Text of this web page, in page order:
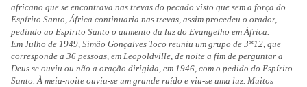
africano que se encontrava nas trevas do pecado visto que sem a força do
Espírito Santo, África continuaria nas trevas, assim procedeu o orador,
pedindo ao Espírito Santo o aumento da luz do Evangelho em África.
Em Julho de 1949, Simão Gonçalves Toco reuniu um grupo de 3*12, que
corresponde a 36 pessoas, em Leopoldville, de noite a fim de perguntar a
Deus se ouviu ou não a oração dirigida, em 1946, com o pedido do Espírito
Santo. À meia‑noite ouviu‑se um grande ruído e viu‑se uma luz. Muitos